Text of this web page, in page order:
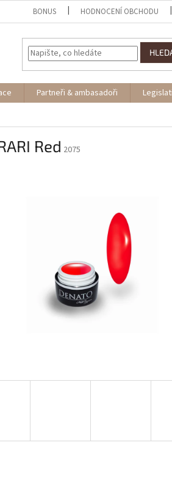
BONUS HODNOCENÍ OBCHODU
Partneři & ambasadoři
Red 2075